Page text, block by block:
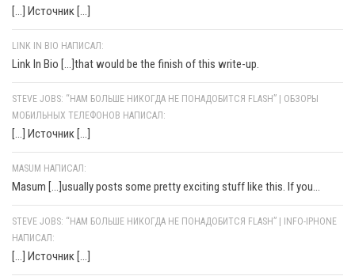
[…] Источник […]
LINK IN BIO НАПИСАЛ:
Link In Bio [...]that would be the finish of this write-up.
STEVE JOBS: “НАМ БОЛЬШЕ НИКОГДА НЕ ПОНАДОБИТСЯ FLASH” | ОБЗОРЫ
МОБИЛЬНЫХ ТЕЛЕФОНОВ НАПИСАЛ:
[…] Источник […]
MASUM НАПИСАЛ:
Masum [...]usually posts some pretty exciting stuff like this. If you...
STEVE JOBS: “НАМ БОЛЬШЕ НИКОГДА НЕ ПОНАДОБИТСЯ FLASH” | INFO-IPHONE
НАПИСАЛ:
[…] Источник […]